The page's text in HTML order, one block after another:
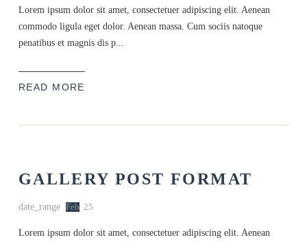
Lorem ipsum dolor sit amet, consectetuer adipiscing elit. Aenean
commodo ligula eget dolor. Aenean massa. Cum sociis natoque
penatibus et magnis dis p...
READ MORE
GALLERY POST FORMAT
date_range Feb 25
Lorem ipsum dolor sit amet, consectetuer adipiscing elit. Aenean